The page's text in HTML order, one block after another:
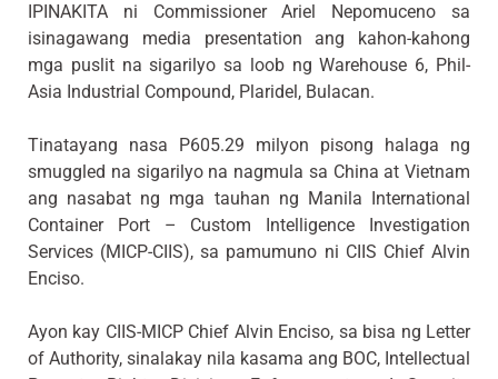
IPINAKITA ni Commissioner Ariel Nepomuceno sa
isinagawang media presentation ang kahon-kahong
mga puslit na sigarilyo sa loob ng Warehouse 6, Phil-
Asia Industrial Compound, Plaridel, Bulacan.
Tinatayang nasa P605.29 milyon pisong halaga ng
smuggled na sigarilyo na nagmula sa China at Vietnam
ang nasabat ng mga tauhan ng Manila International
Container Port – Custom Intelligence Investigation
Services (MICP-CIIS), sa pamumuno ni CIIS Chief Alvin
Enciso.
Ayon kay CIIS-MICP Chief Alvin Enciso, sa bisa ng Letter
of Authority, sinalakay nila kasama ang BOC, Intellectual